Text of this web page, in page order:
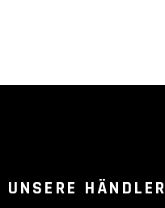
UNSERE HÄNDLER